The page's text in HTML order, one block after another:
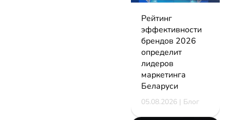
Рейтинг
эффективности
брендов 2026
определит
лидеров
маркетинга
Беларуси
05.08.2026 | Блог